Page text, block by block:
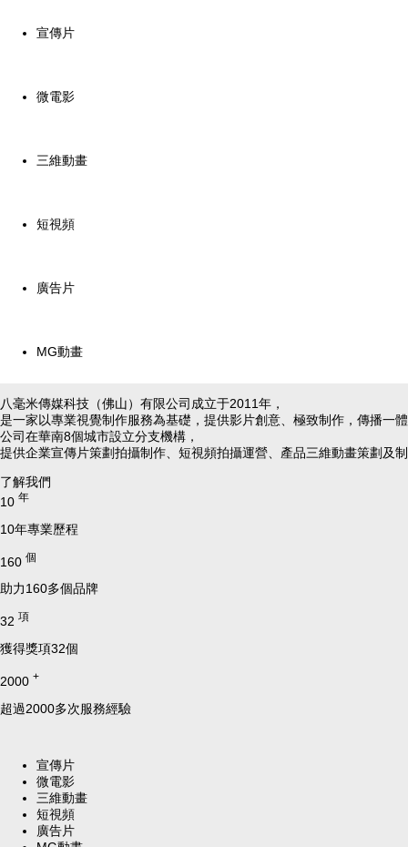
宣傳片
微電影
三維動畫
短視頻
廣告片
MG動畫
八毫米傳媒科技（佛山）有限公司成立于2011年，
是一家以專業視覺制作服務為基礎，提供影片創意、極致制作，傳播一
公司在華南8個城市設立分支機構，
提供企業宣傳片策劃拍攝制作、短視頻拍攝運營、產品三維動畫策劃及
了解我們
10 年
10年專業歷程
160 個
助力160多個品牌
32 項
獲得獎項32個
2000 +
超過2000多次服務經驗
宣傳片
微電影
三維動畫
短視頻
廣告片